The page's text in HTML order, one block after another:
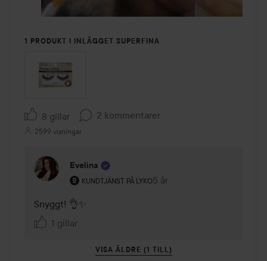
1 PRODUKT I INLÄGGET SUPERFINA
8 gillar 2 kommentarer
2599 visningar
Evelina
KUNDTJÄNST PÅ LYKO
Användarens roll: Kundtjänst på Lyko.
5 år
Kommentaren lades 5 år
Snyggt! 👌✨
1 gillar
VISA ÄLDRE (1 TILL)